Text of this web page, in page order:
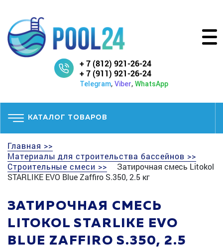
+ 7 (812) 921-26-24
+ 7 (911) 921-26-24
Telegram, Viber, WhatsApp
КАТАЛОГ ТОВАРОВ
Главная >>
Материалы для строительства бассейнов >>
Строительные смеси >>
Затирочная смесь Litokol
STARLIKE EVO Blue Zaffiro S.350, 2.5 кг
ЗАТИРОЧНАЯ СМЕСЬ
LITOKOL STARLIKE EVO
BLUE ZAFFIRO S.350, 2.5